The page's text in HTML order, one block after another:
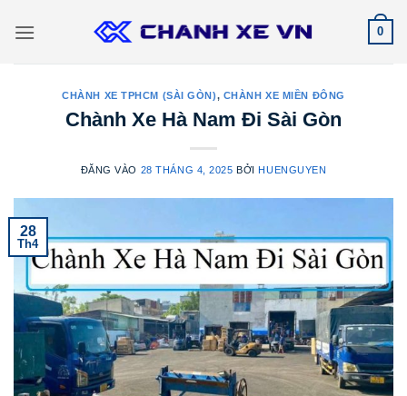
qua
0
CHÀNH XE TPHCM (SÀI GÒN), CHÀNH XE MIỀN ĐÔNG
Chành Xe Hà Nam Đi Sài Gòn
ĐĂNG VÀO 28 THÁNG 4, 2025 BỞIHUENGUYEN
28
Th4